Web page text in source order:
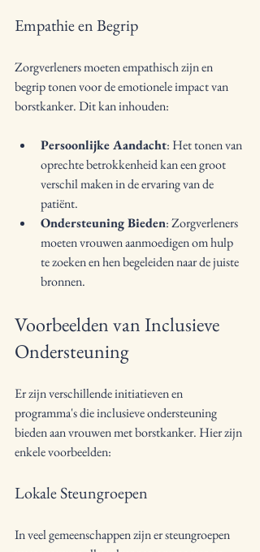
Empathie en Begrip
Zorgverleners moeten empathisch zijn en
begrip tonen voor de emotionele impact van
borstkanker. Dit kan inhouden:
Persoonlijke Aandacht: Het tonen van
oprechte betrokkenheid kan een groot
verschil maken in de ervaring van de
patiënt.
Ondersteuning Bieden: Zorgverleners
moeten vrouwen aanmoedigen om hulp
te zoeken en hen begeleiden naar de juiste
bronnen.
Voorbeelden van Inclusieve
Ondersteuning
Er zijn verschillende initiatieven en
programma's die inclusieve ondersteuning
bieden aan vrouwen met borstkanker. Hier zijn
enkele voorbeelden:
Lokale Steungroepen
In veel gemeenschappen zijn er steungroepen